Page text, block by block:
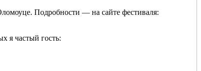
Подробности — на сайте фестиваля:
я частый гость: